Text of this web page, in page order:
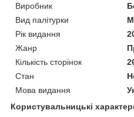
Виробник
Вид палітурки
Рік видання
Жанр
Кількість сторінок
Стан
Мова видання
Користувальницькі